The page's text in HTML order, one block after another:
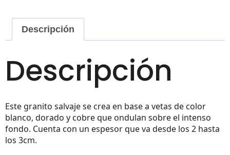
Descripción
Descripción
Este granito salvaje se crea en base a vetas de color
blanco, dorado y cobre que ondulan sobre el intenso
fondo. Cuenta con un espesor que va desde los 2 hasta
los 3cm.